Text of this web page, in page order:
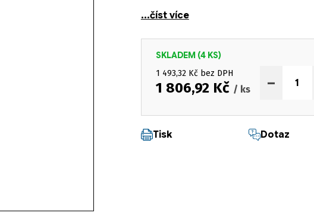
SKLADEM (4 KS)
1 806,92 Kč / ks
1 493,32 Kč bez DPH
−
...číst více
Tisk Dotaz